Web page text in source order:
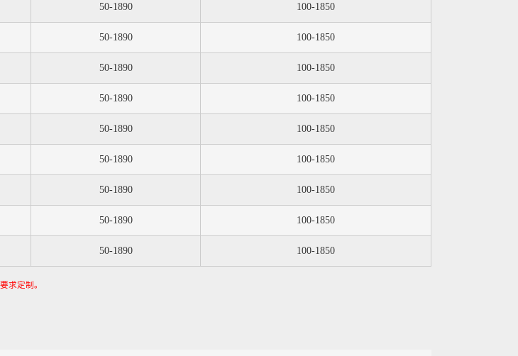
50-1890 100-1850
50-1890 100-1850
50-1890 100-1850
50-1890 100-1850
50-1890 100-1850
50-1890 100-1850
50-1890 100-1850
50-1890 100-1850
50-1890 100-1850
求定制。